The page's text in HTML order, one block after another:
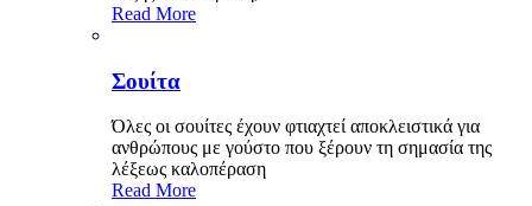
Read More
Σουίτα
Όλες οι σουίτες έχουν φτιαχτεί αποκλειστικά για
ανθρώπους με γούστο που ξέρουν τη σημασία της
λέξεως καλοπέραση
Read More